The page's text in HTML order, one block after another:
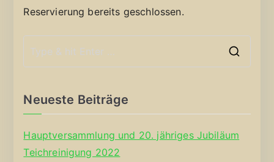
Reservierung bereits geschlossen.
Neueste Beiträge
Hauptversammlung und 20. jähriges Jubiläum
Teichreinigung 2022